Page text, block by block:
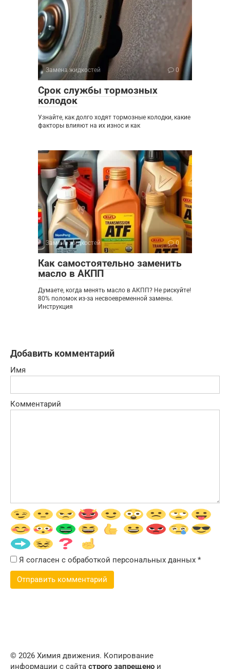
Замена жидкостей 0
Срок службы тормозных
колодок
Узнайте, как долго ходят тормозные колодки, какие
факторы влияют на их износ и как
Замена жидкостей 0
Как самостоятельно заменить
масло в АКПП
Думаете, когда менять масло в АКПП? Не рискуйте!
80% поломок из-за несвоевременной замены.
Инструкция
Добавить комментарий
Имя
Комментарий
Я согласен с обработкой персональных данных *
© 2026 Химия движения. Копирование
информации с сайта строго запрещено и